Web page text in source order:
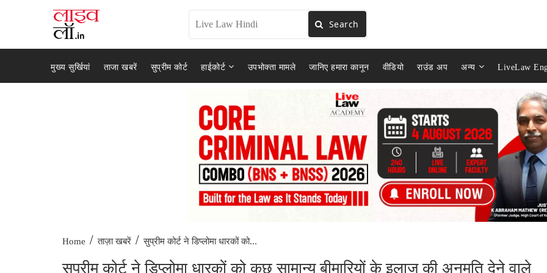
Search
मुख्य सुर्खियां ताजा खबरें सुप्रीम कोर्ट हाईकोर्ट उपभोक्ता मामले जानिए हमारा कानून वीडियो राउंड अप अन्य LiveLaw
Home / ताज़ा खबरें / सुप्रीम कोर्ट ने डिप्लोमा धारकों को...
सुप्रीम कोर्ट ने डिप्लोमा धारकों को कुछ सामान्य बीमारियों के इलाज की अनुमति देने वाले